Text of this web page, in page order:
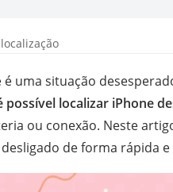
é uma situação
possível localizar iPhone
ou conexão. Neste
de forma rápida e